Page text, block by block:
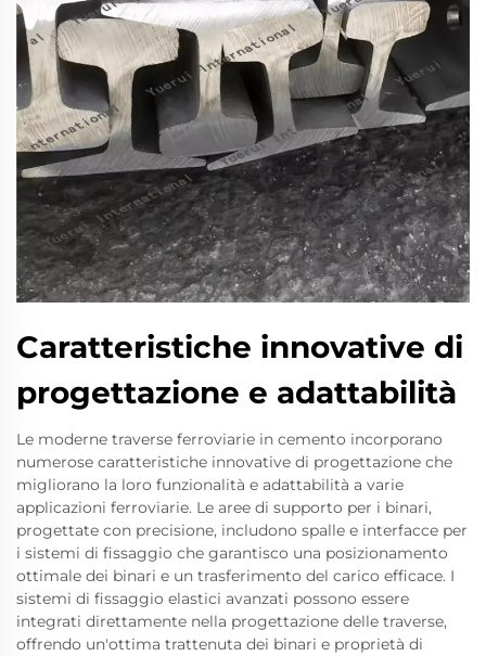
Caratteristiche innovative di
progettazione e adattabilità
Le moderne traverse ferroviarie in cemento incorporano
numerose caratteristiche innovative di progettazione che
migliorano la loro funzionalità e adattabilità a varie
applicazioni ferroviarie. Le aree di supporto per i binari,
progettate con precisione, includono spalle e interfacce per
i sistemi di fissaggio che garantisco una posizionamento
ottimale dei binari e un trasferimento del carico efficace. I
sistemi di fissaggio elastici avanzati possono essere
integrati direttamente nella progettazione delle traverse,
offrendo un'ottima trattenuta dei binari e proprietà di